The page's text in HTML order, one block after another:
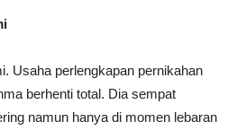
Usaha perlengkapan pernikahan
berhenti total. Dia sempat
namun hanya di momen lebaran